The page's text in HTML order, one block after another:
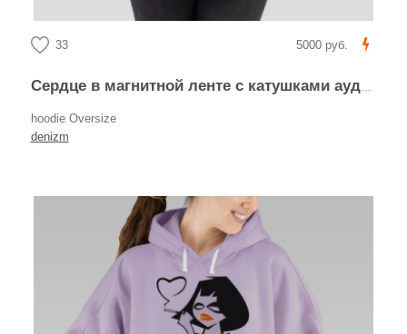
33 5000 руб.
Сердце в магнитной ленте с катушками аудио записью beat
hoodie Oversize
denizm